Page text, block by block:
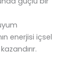
enerjisi içsel